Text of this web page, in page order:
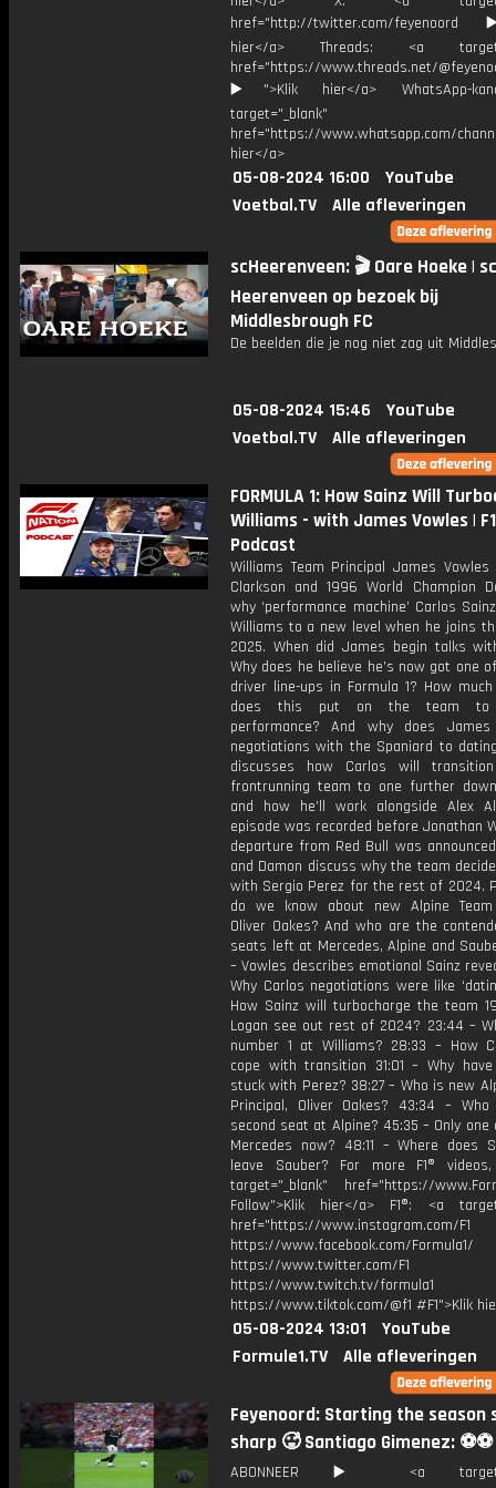
href="http://twitter.com/
hier</a> Threads: <a
href="https://www.threads.net/
▶️">Klik hier</a> WhatsApp-
target="_blank"
href="https://www.whatsapp.com/
hier</a>
05-08-2024 16:00
YouTube
Voetbal.TV
Alle afleveringen
scHeerenveen: 🎬 Oare Hoeke | sc
Heerenveen op bezoek bij
Middlesbrough FC
De beelden die je nog niet zag uit
05-08-2024 15:46
YouTube
Voetbal.TV
Alle afleveringen
FORMULA 1: How Sainz Will
Williams - with James Vowles |
Podcast
Williams Team Principal James
Clarkson and 1996 World Champion
why ‘performance machine’ Carlos
Williams to a new level when he joins
2025. When did James begin talks
Why does he believe he’s now got one
driver line-ups in Formula 1? How
does this put on the team to
performance? And why does James
negotiations with the Spaniard to
discusses how Carlos will
frontrunning team to one further
and how he’ll work alongside Alex
episode was recorded before Jonathan
departure from Red Bull was
and Damon discuss why the team
with Sergio Perez for the rest of 2024.
do we know about new Alpine Team
Oliver Oakes? And who are the
seats left at Mercedes, Alpine and
– Vowles describes emotional Sainz
Why Carlos negotiations were like
How Sainz will turbocharge the team
Logan see out rest of 2024? 23:44 –
number 1 at Williams? 28:33 – How
cope with transition 31:01 – Why
stuck with Perez? 38:27 – Who is new
Principal, Oliver Oakes? 43:34 –
second seat at Alpine? 45:35 – Only
Mercedes now? 48:11 – Where does
leave Sauber? For more F1®
target="_blank" href="https://
Follow">Klik hier</a> F1®: <a
href="https://www.instagram.com/F1
https://www.facebook.com/Formula1/
https://www.twitter.com/F1
https://www.twitch.tv/formula1
https://www.tiktok.com/@f1 #F1">Klik
05-08-2024 13:01
YouTube
Formule1.TV
Alle afleveringen
Feyenoord: Starting the season
sharp 🥵 Santiago Gimenez: ⚽️⚽️
ABONNEER ▶️ <a